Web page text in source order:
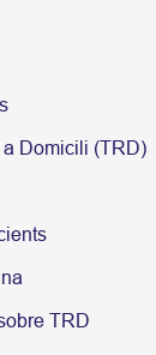
Domicili (TRD)
TRD